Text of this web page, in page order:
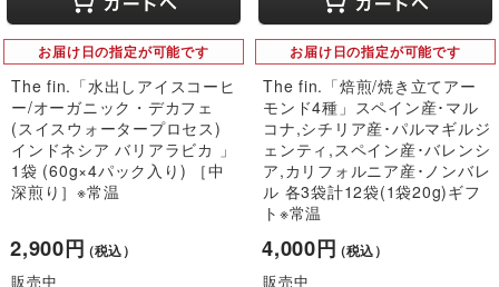
お届け日の指定が可能です
The fin.「水出しアイスコーヒ
ー/オーガニック・デカフェ
(スイスウォータープロセス)
インドネシア バリアラビカ 」
1袋 (60g×4パック入り) ［中
深煎り］※常温
2,900円（税込）
販売中
お届け日の指定が可能です
The fin.「焙煎/焼き立てアー
モンド4種」スペイン産･マル
コナ,シチリア産･パルマギルジ
ェンティ,スペイン産･バレンシ
ア,カリフォルニア産･ノンバレ
ル 各3袋計12袋(1袋20g)ギフ
ト※常温
4,000円（税込）
販売中